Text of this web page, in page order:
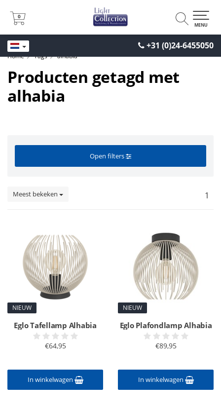
+31 (0)24-6455050
0
0
MENU
Home Tags alhabia
Producten getagd met
alhabia
Open filters
Meest bekeken 1
NIEUW
Eglo Tafellamp Alhabia
€64,95
In winkelwagen
NIEUW
Eglo Plafondlamp Alhabia
€89,95
In winkelwagen